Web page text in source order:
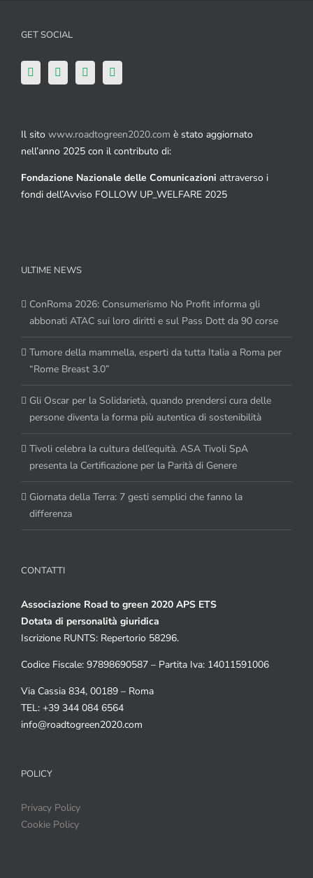
GET SOCIAL
Il sito www.roadtogreen2020.com è stato aggiornato
nell’anno 2025 con il contributo di:
Fondazione Nazionale delle Comunicazioni attraverso i
fondi dell’Avviso FOLLOW UP_WELFARE 2025
ULTIME NEWS
ConRoma 2026: Consumerismo No Profit informa gli
abbonati ATAC sui loro diritti e sul Pass Dott da 90 corse
Tumore della mammella, esperti da tutta Italia a Roma per
“Rome Breast 3.0”
Gli Oscar per la Solidarietà, quando prendersi cura delle
persone diventa la forma più autentica di sostenibilità
Tivoli celebra la cultura dell’equità. ASA Tivoli SpA
presenta la Certificazione per la Parità di Genere
Giornata della Terra: 7 gesti semplici che fanno la
differenza
CONTATTI
Associazione Road to green 2020 APS ETS
Dotata di personalità giuridica
Iscrizione RUNTS: Repertorio 58296.
Codice Fiscale: 97898690587 – Partita Iva: 14011591006
Via Cassia 834, 00189 – Roma
TEL: +39 344 084 6564
info@roadtogreen2020.com
POLICY
Privacy Policy
Cookie Policy